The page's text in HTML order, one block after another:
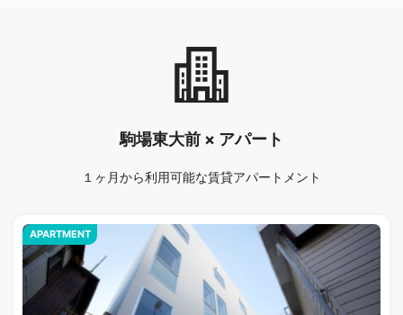
駒場東大前 × アパート
１ヶ月から利用可能な賃貸アパートメント
APARTMENT